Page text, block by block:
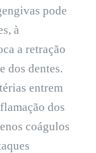
pode
à
a retração
dos dentes.
entrem
dos
coágulos